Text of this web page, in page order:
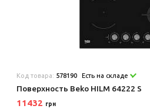
Код товара: 578190 Есть на складе
Поверхность Beko HILM 64222 S
11432 грн